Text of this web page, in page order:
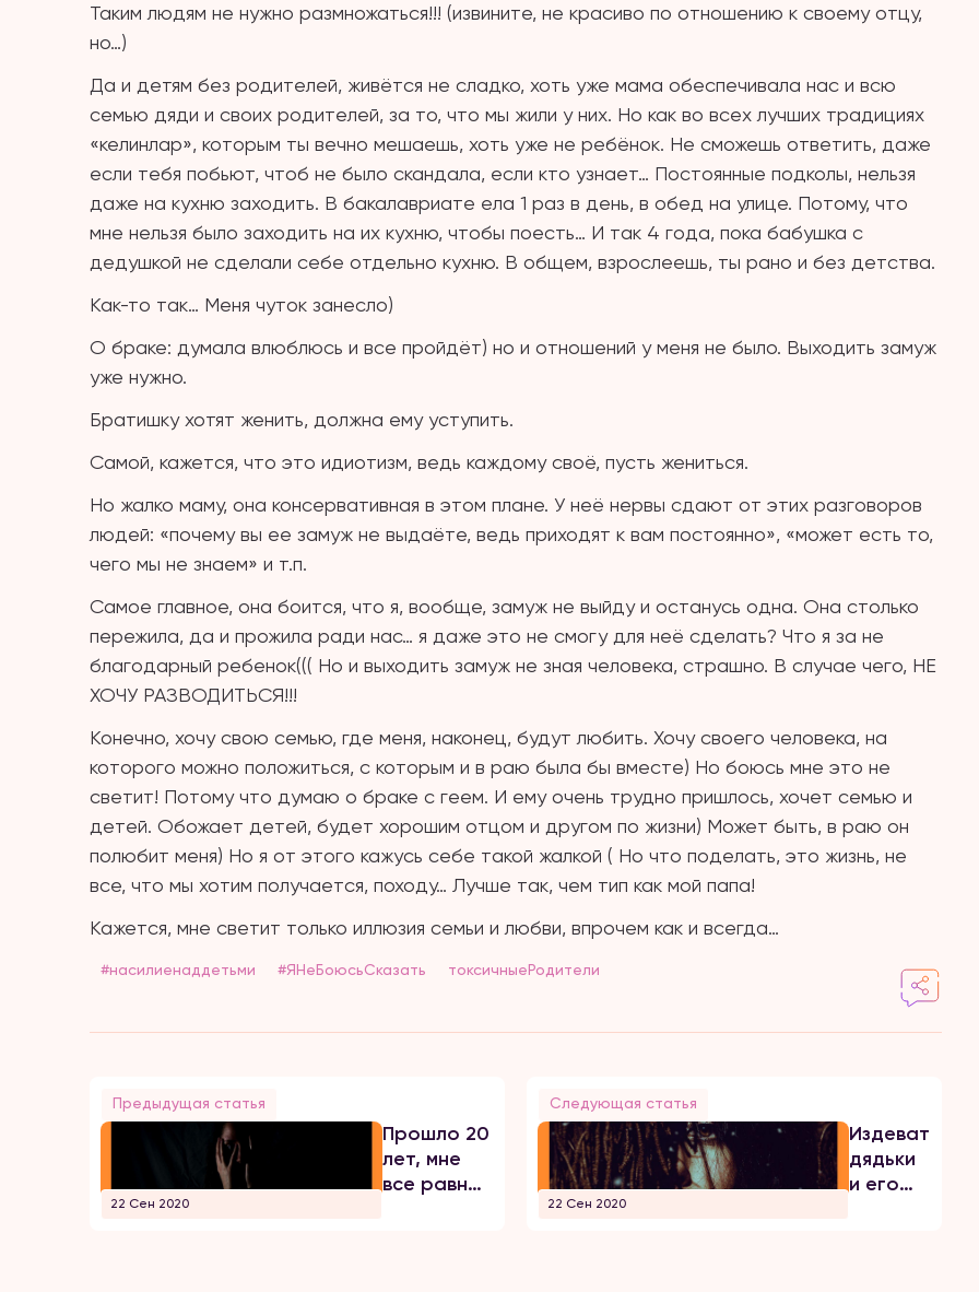
Таким людям не нужно размножаться!!! (извините, не красиво по отношению к своему отцу,
но…)
Да и детям без родителей, живётся не сладко, хоть уже мама обеспечивала нас и всю
семью дяди и своих родителей, за то, что мы жили у них. Но как во всех лучших традициях
«келинлар», которым ты вечно мешаешь, хоть уже не ребёнок. Не сможешь ответить, даже
если тебя побьют, чтоб не было скандала, если кто узнает… Постоянные подколы, нельзя
даже на кухню заходить. В бакалавриате ела 1 раз в день, в обед на улице. Потому, что
мне нельзя было заходить на их кухню, чтобы поесть… И так 4 года, пока бабушка с
дедушкой не сделали себе отдельно кухню. В общем, взрослеешь, ты рано и без детства.
Как-то так… Меня чуток занесло)
О браке: думала влюблюсь и все пройдёт) но и отношений у меня не было. Выходить замуж
уже нужно.
Братишку хотят женить, должна ему уступить.
Самой, кажется, что это идиотизм, ведь каждому своё, пусть жениться.
Но жалко маму, она консервативная в этом плане. У неё нервы сдают от этих разговоров
людей: «почему вы ее замуж не выдаёте, ведь приходят к вам постоянно», «может есть то,
чего мы не знаем» и т.п.
Самое главное, она боится, что я, вообще, замуж не выйду и останусь одна. Она столько
пережила, да и прожила ради нас… я даже это не смогу для неё сделать? Что я за не
благодарный ребенок((( Но и выходить замуж не зная человека, страшно. В случае чего, НЕ
ХОЧУ РАЗВОДИТЬСЯ!!!
Конечно, хочу свою семью, где меня, наконец, будут любить. Хочу своего человека, на
которого можно положиться, с которым и в раю была бы вместе) Но боюсь мне это не
светит! Потому что думаю о браке с геем. И ему очень трудно пришлось, хочет семью и
детей. Обожает детей, будет хорошим отцом и другом по жизни) Может быть, в раю он
полюбит меня) Но я от этого кажусь себе такой жалкой ( Но что поделать, это жизнь, не
все, что мы хотим получается, походу… Лучше так, чем тип как мой папа!
Кажется, мне светит только иллюзия семьи и любви, впрочем как и всегда…
#насилиенаддетьми #ЯНеБоюсьСказать токсичныеРодители
Предыдущая статья
22 Сен 2020
Прошло 20
лет, мне
все равно
Следующая статья
22 Сен 2020
дядьки
и его